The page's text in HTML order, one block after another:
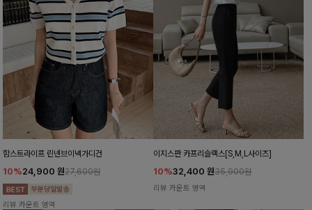
함스트라이프 린넨브이넥가디건
10%24,900 원27,600원
리뷰 카운트 영역
이지스판 카프리슬랙스[S,M,L사이즈]
10%32,400 원35,900원
리뷰 카운트 영역